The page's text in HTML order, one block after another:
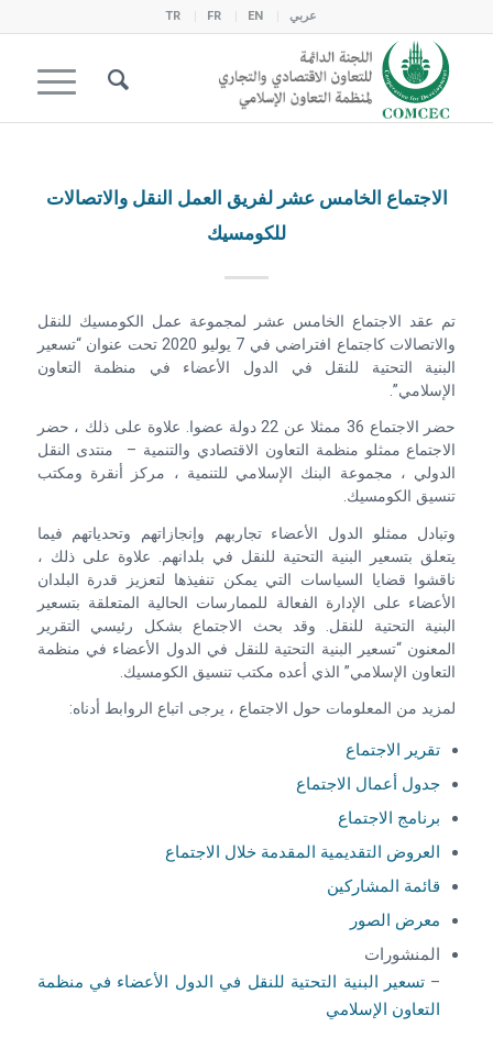
عربي EN
FR
TR
الاجتماع الخامس عشر لفريق العمل النقل والاتصالات
للكومسيك
تم عقد الاجتماع الخامس عشر لمجموعة عمل الكومسيك للنقل
والاتصالات كاجتماع افتراضي في 7 يوليو 2020 تحت عنوان “تسعير
البنية التحتية للنقل في الدول الأعضاء في منظمة التعاون
الإسلامي”.
حضر الاجتماع 36 ممثلا عن 22 دولة عضوا. علاوة على ذلك ، حضر
الاجتماع ممثلو منظمة التعاون الاقتصادي والتنمية – منتدى النقل
الدولي ، مجموعة البنك الإسلامي للتنمية ، مركز أنقرة ومكتب
تنسيق الكومسيك.
وتبادل ممثلو الدول الأعضاء تجاربهم وإنجازاتهم وتحدياتهم فيما
يتعلق بتسعير البنية التحتية للنقل في بلدانهم. علاوة على ذلك ،
ناقشوا قضايا السياسات التي يمكن تنفيذها لتعزيز قدرة البلدان
الأعضاء على الإدارة الفعالة للممارسات الحالية المتعلقة بتسعير
البنية التحتية للنقل. وقد بحث الاجتماع بشكل رئيسي التقرير
المعنون “تسعير البنية التحتية للنقل في الدول الأعضاء في منظمة
التعاون الإسلامي” الذي أعده مكتب تنسيق الكومسيك.
لمزيد من المعلومات حول الاجتماع ، يرجى اتباع الروابط أدناه:
تقرير الاجتماع
جدول أعمال الاجتماع
برنامج الاجتماع
العروض التقديمية المقدمة خلال الاجتماع
قائمة المشاركين
معرض الصور
المنشورات
–تسعير البنية التحتية للنقل في الدول الأعضاء في منظمة
التعاون الإسلامي